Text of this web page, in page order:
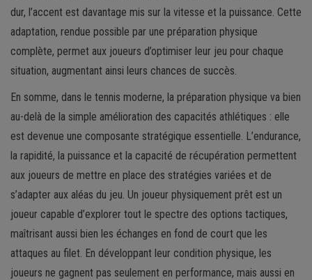
dur, l’accent est davantage mis sur la vitesse et la puissance. Cette
adaptation, rendue possible par une préparation physique
complète, permet aux joueurs d’optimiser leur jeu pour chaque
situation, augmentant ainsi leurs chances de succès.
En somme, dans le tennis moderne, la préparation physique va bien
au-delà de la simple amélioration des capacités athlétiques : elle
est devenue une composante stratégique essentielle. L’endurance,
la rapidité, la puissance et la capacité de récupération permettent
aux joueurs de mettre en place des stratégies variées et de
s’adapter aux aléas du jeu. Un joueur physiquement prêt est un
joueur capable d’explorer tout le spectre des options tactiques,
maîtrisant aussi bien les échanges en fond de court que les
attaques au filet. En développant leur condition physique, les
joueurs ne gagnent pas seulement en performance, mais aussi en